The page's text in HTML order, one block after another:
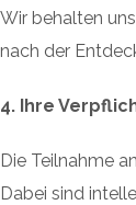
Wir behalten
nach der
4. Ihre
Die Teilnahme
Dabei sind